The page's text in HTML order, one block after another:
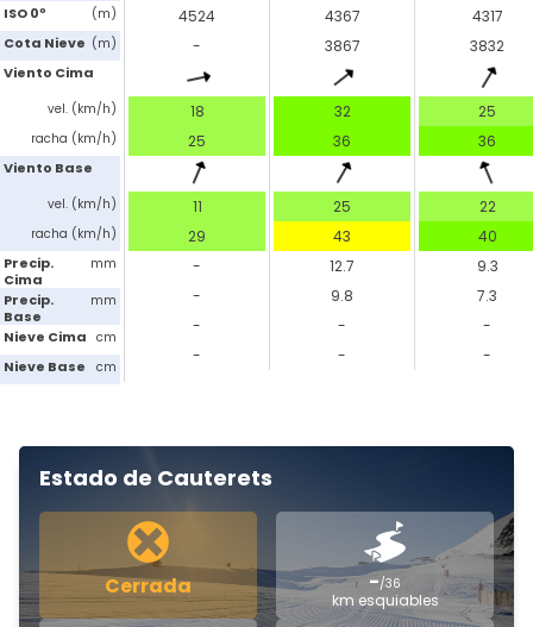
ISO 0º (m)
Cota Nieve (m)
Viento Cima
vel. (km/h)
racha (km/h)
Viento Base
vel. (km/h)
racha (km/h)
Precip.
Cima
mm
Precip.
Base
mm
Nieve Cima cm
Nieve Base cm
4524
-
18
25
11
29
-
-
-
-
4367
3867
32
36
25
43
12.7
9.8
-
-
4317
3832
25
36
22
40
9.3
7.3
-
-
Estado de Cauterets
Cerrada -/36
km esquiables